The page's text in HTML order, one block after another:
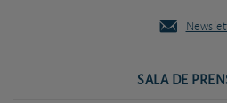
SALA DE